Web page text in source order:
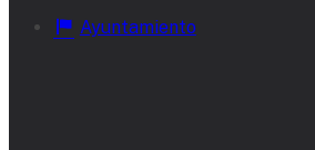
Ayuntamiento